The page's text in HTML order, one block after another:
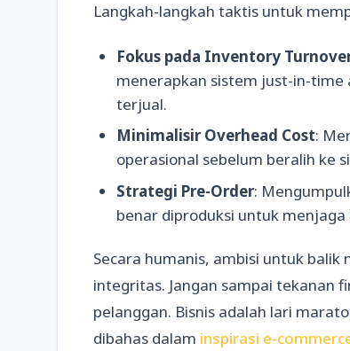
Langkah-langkah taktis untuk
Fokus pada Inventory
menerapkan sistem just-in-time
terjual.
Minimalisir Overhead Cost:
operasional sebelum beralih ke
Strategi Pre-Order:
benar diproduksi untuk menjaga
Secara humanis, ambisi untuk
integritas. Jangan sampai tekanan
pelanggan. Bisnis adalah lari
dibahas dalam inspirasi e-